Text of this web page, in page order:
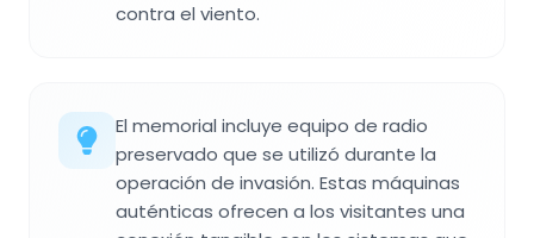
contra el viento.
El memorial incluye equipo de radio
preservado que se utilizó durante la
operación de invasión. Estas máquinas
auténticas ofrecen a los visitantes una